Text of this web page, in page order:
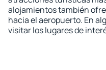
alojamientos también
hacia el aeropuerto. En
visitar los lugares de